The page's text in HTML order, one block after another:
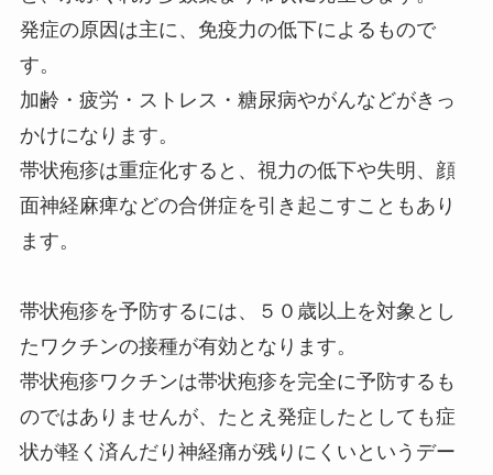
発症の原因は主に、免疫力の低下によるもので
す。
加齢・疲労・ストレス・糖尿病やがんなどがきっ
かけになります。
帯状疱疹は重症化すると、視力の低下や失明、顔
面神経麻痺などの合併症を引き起こすこともあり
ます。
帯状疱疹を予防するには、５０歳以上を対象とし
たワクチンの接種が有効となります。
帯状疱疹ワクチンは帯状疱疹を完全に予防するも
のではありませんが、たとえ発症したとしても症
状が軽く済んだり神経痛が残りにくいというデー